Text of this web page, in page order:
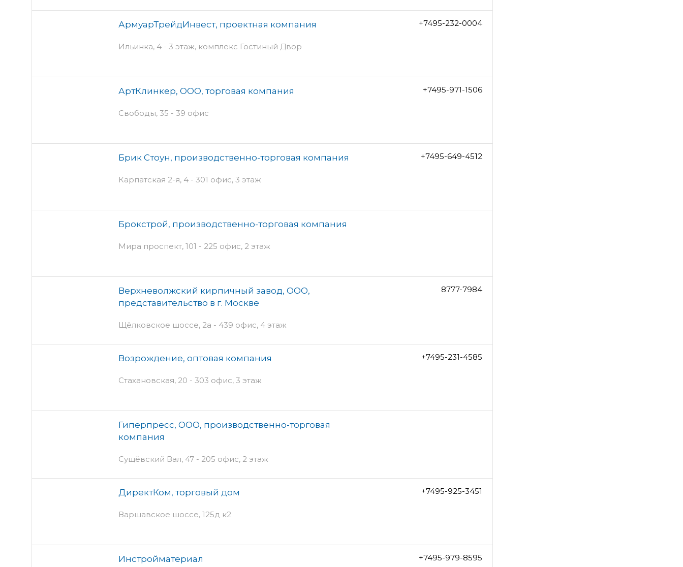
АрмуарТрейдИнвест, проектная компания
Ильинка, 4 - 3 этаж, комплекс Гостиный Двор
+7495-232-0004
АртКлинкер, ООО, торговая компания
Свободы, 35 - 39 офис
+7495-971-1506
Брик Стоун, производственно-торговая компания
Карпатская 2-я, 4 - 301 офис, 3 этаж
+7495-649-4512
Брокстрой, производственно-торговая компания
Мира проспект, 101 - 225 офис, 2 этаж
Верхневолжский кирпичный завод, ООО,
представительство в г. Москве
Щёлковское шоссе, 2а - 439 офис, 4 этаж
8777-7984
Возрождение, оптовая компания
Стахановская, 20 - 303 офис, 3 этаж
+7495-231-4585
Гиперпресс, ООО, производственно-торговая
компания
Сущёвский Вал, 47 - 205 офис, 2 этаж
ДиректКом, торговый дом
Варшавское шоссе, 125д к2
+7495-925-3451
Инстройматериал +7495-979-8595